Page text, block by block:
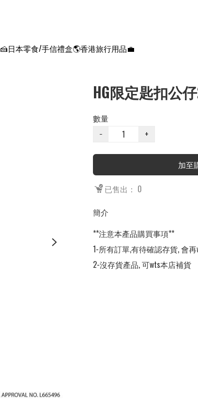
🍰日本零食/手信禮盒🌎香港旅行用品💼
HG限定匙扣公
數量
−
+
加至
已售出： 0
簡介
**注意本產品購買事項**
1-所有訂單,有待確認存貨, 會
2-沒存貨產品, 可wts本店補貨